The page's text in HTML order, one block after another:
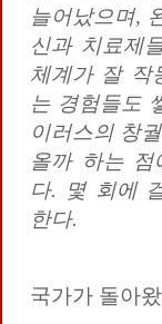
늘어났으며,
신과 치료제
체계가 잘 작
는 경험들도
이러스의 창
올까 하는 점
다.
몇 회에
한다.
국가가 돌아